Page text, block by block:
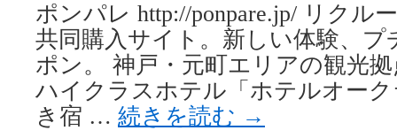
ポンパレ http://ponpare.jp/ リクル
共同購入サイト。新しい体験、
ポン。 神戸・元町エリアの観光
ハイクラスホテル「ホテルオー
き宿 … 続きを読む →